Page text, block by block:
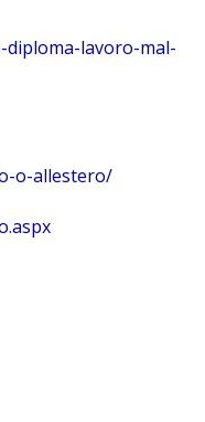
lavoro-mal-
o-allestero/